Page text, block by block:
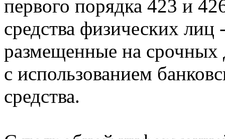
первого порядка 423 и
средства физических лиц
размещенные на срочных
с использованием
средства.